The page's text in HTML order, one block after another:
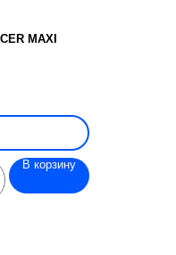
MAXI
В корзину